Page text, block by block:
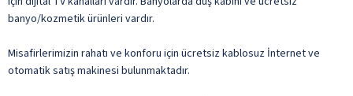
banyo/kozmetik ürünleri vardır.
Misafirlerimizin rahatı ve konforu için ücretsiz kablosuz İnternet ve
otomatik satış makinesi bulunmaktadır.